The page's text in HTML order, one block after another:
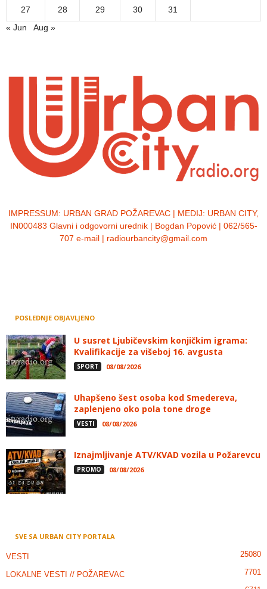
27 28 29 30
31
« Jun
Aug »
IMPRESSUM: URBAN GRAD POŽAREVAC | MEDIJ: URBAN CITY,
IN000483 Glavni i odgovorni urednik | Bogdan Popović | 062/565-
707 e-mail | radiourbancity@gmail.com
POSLEDNJE OBJAVLJENO
U susret Ljubičevskim konjičkim igrama:
Kvalifikacije za višeboj 16. avgusta
SPORT 08/08/2026
Uhapšeno šest osoba kod Smedereva,
zaplenjeno oko pola tone droge
VESTI 08/08/2026
Iznajmljivanje ATV/KVAD vozila u Požarevcu
PROMO 08/08/2026
SVE SA URBAN CITY PORTALA
VESTI 25080
LOKALNE VESTI // POŽAREVAC 7701